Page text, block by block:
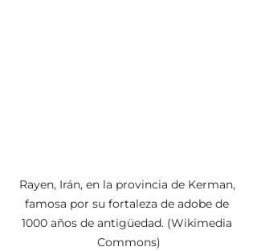
Rayen, Irán, en la provincia de Kerman,
famosa por su fortaleza de adobe de
1000 años de antigüedad. (Wikimedia
Commons)